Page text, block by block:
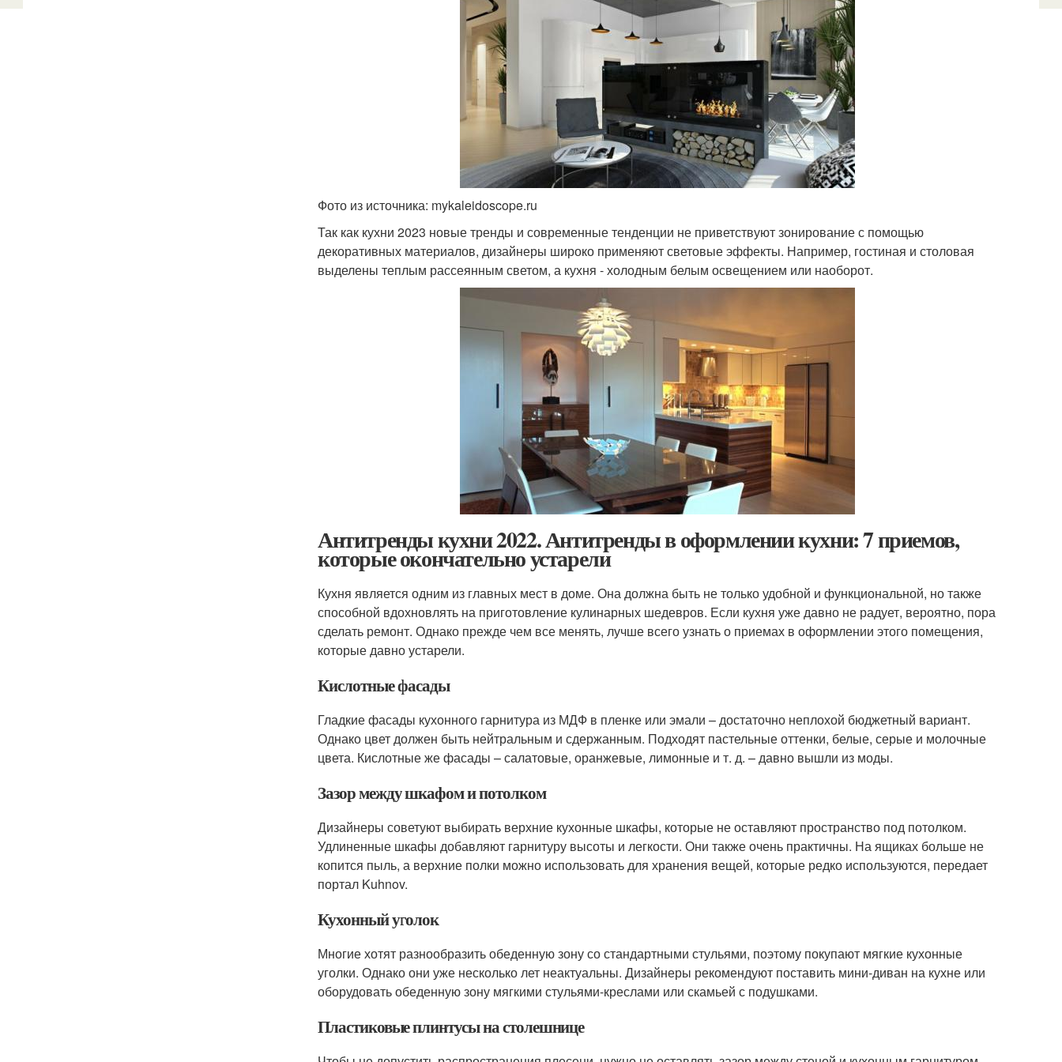
Фото из источника: mykaleidoscope.ru
Так как кухни 2023 новые тренды и современные тенденции не приветствуют зонирование с помощью
декоративных материалов, дизайнеры широко применяют световые эффекты. Например, гостиная и столовая
выделены теплым рассеянным светом, а кухня - холодным белым освещением или наоборот.
Антитренды кухни 2022. Антитренды в оформлении кухни: 7 приемов,
которые окончательно устарели
Кухня является одним из главных мест в доме. Она должна быть не только удобной и функциональной, но также
способной вдохновлять на приготовление кулинарных шедевров. Если кухня уже давно не радует, вероятно, пора
сделать ремонт. Однако прежде чем все менять, лучше всего узнать о приемах в оформлении этого помещения,
которые давно устарели.
Кислотные фасады
Гладкие фасады кухонного гарнитура из МДФ в пленке или эмали – достаточно неплохой бюджетный вариант.
Однако цвет должен быть нейтральным и сдержанным. Подходят пастельные оттенки, белые, серые и молочные
цвета. Кислотные же фасады – салатовые, оранжевые, лимонные и т. д. – давно вышли из моды.
Зазор между шкафом и потолком
Дизайнеры советуют выбирать верхние кухонные шкафы, которые не оставляют пространство под потолком.
Удлиненные шкафы добавляют гарнитуру высоты и легкости. Они также очень практичны. На ящиках больше не
копится пыль, а верхние полки можно использовать для хранения вещей, которые редко используются, передает
портал Kuhnov.
Кухонный уголок
Многие хотят разнообразить обеденную зону со стандартными стульями, поэтому покупают мягкие кухонные
уголки. Однако они уже несколько лет неактуальны. Дизайнеры рекомендуют поставить мини-диван на кухне или
оборудовать обеденную зону мягкими стульями-креслами или скамьей с подушками.
Пластиковые плинтусы на столешнице